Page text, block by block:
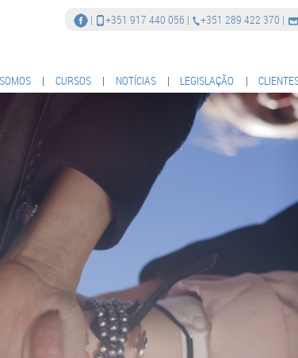
| +351 917 440 056 | +351 289 422 370 |
| CURSOS | NOTÍCIAS | LEGISLAÇÃO |